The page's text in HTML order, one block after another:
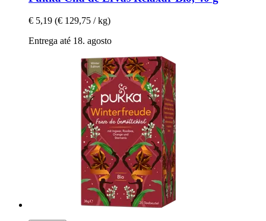
€ 5,19 (€ 129,75 / kg)
Entrega até 18. agosto